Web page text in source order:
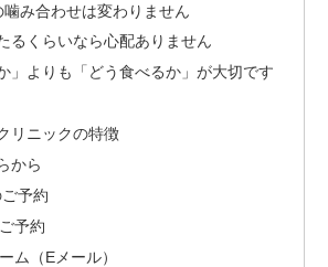
み合わせは変わりません
るくらいなら心配ありません
」よりも「どう食べるか」が大切です
リニックの特徴
から
予約
予約
ム（Eメール）